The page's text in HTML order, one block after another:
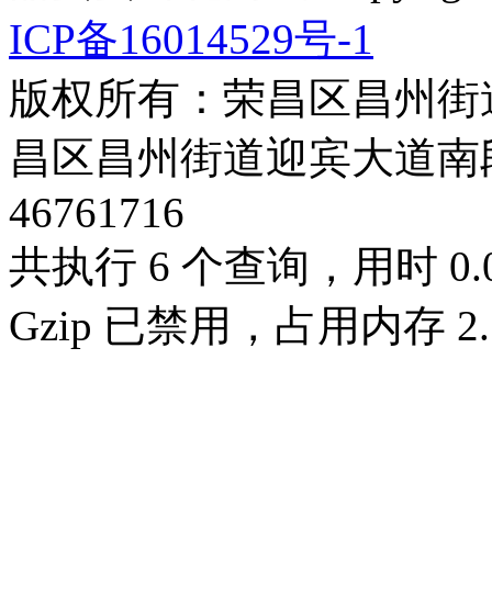
ICP备16014529号-1
版权所有：荣昌区昌州
昌区昌州街道迎宾大道
46761716
共执行 6 个查询，用时
Gzip 已禁用，占用内存